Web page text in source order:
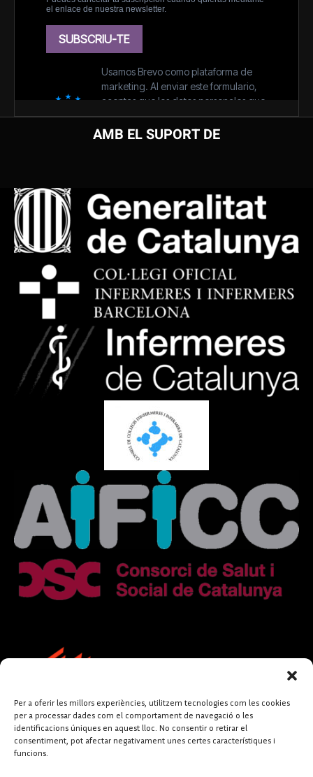
Per a oferir les millors experiències, utilitzem tecnologies com les cookies
per a processar dades com el comportament de navegació o les
identificacions úniques en aquest lloc. No consentir o retirar el
consentiment, pot afectar negativament unes certes característiques i
funcions.
AMB EL SUPORT DE